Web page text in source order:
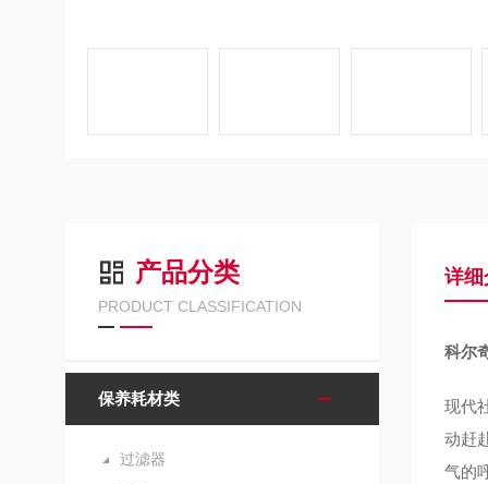
产品分类
PRODUCT CLASSIFICATION
保养耗材类
过滤器
详细
科尔
现代
动赶
气的